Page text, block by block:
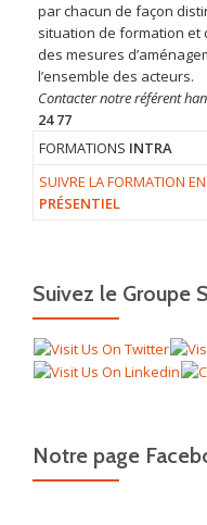
par chacun de façon
situation de formation et
des mesures
l’ensemble des acteurs.
Contacter notre référent
24 77
FORMATIONS INTRA
SUIVRE LA FORMATION EN
PRÉSENTIEL
Suivez le Groupe
Notre page